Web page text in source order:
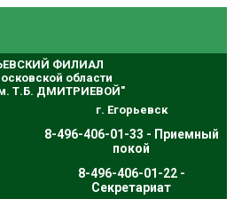
ФИЛИАЛ
области
Т.Б. ДМИТРИЕВОЙ"
г. Егорьевск
8-496-406-01-33 - Приемный
покой
8-496-406-01-22 -
Секретариат